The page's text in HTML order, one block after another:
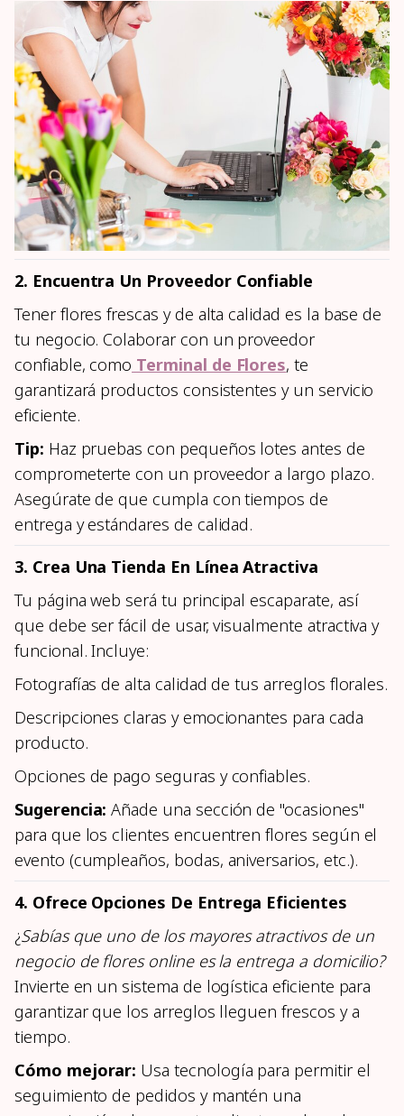
2. Encuentra Un Proveedor Confiable
Tener flores frescas y de alta calidad es la base de
tu negocio. Colaborar con un proveedor
confiable, como Terminal de Flores, te
garantizará productos consistentes y un servicio
eficiente.
Tip: Haz pruebas con pequeños lotes antes de
comprometerte con un proveedor a largo plazo.
Asegúrate de que cumpla con tiempos de
entrega y estándares de calidad.
3. Crea Una Tienda En Línea Atractiva
Tu página web será tu principal escaparate, así
que debe ser fácil de usar, visualmente atractiva y
funcional. Incluye:
Fotografías de alta calidad de tus arreglos florales.
Descripciones claras y emocionantes para cada
producto.
Opciones de pago seguras y confiables.
Sugerencia: Añade una sección de "ocasiones"
para que los clientes encuentren flores según el
evento (cumpleaños, bodas, aniversarios, etc.).
4. Ofrece Opciones De Entrega Eficientes
¿Sabías que uno de los mayores atractivos de un
negocio de flores online es la entrega a domicilio?
Invierte en un sistema de logística eficiente para
garantizar que los arreglos lleguen frescos y a
tiempo.
Cómo mejorar: Usa tecnología para permitir el
seguimiento de pedidos y mantén una